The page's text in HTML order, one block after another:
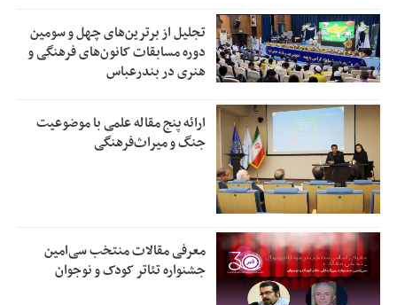
تجلیل از بر‌ترین‌های چهل و سومین
دوره مسابقات کانون‌های فرهنگی و
هنری در بندرعباس
ارائه پنج مقاله علمی با موضوعیت
جنگ و میراث‌فرهنگی
معرفی مقالات منتخب سی‌امین
جشنواره تئاتر کودک و نوجوان